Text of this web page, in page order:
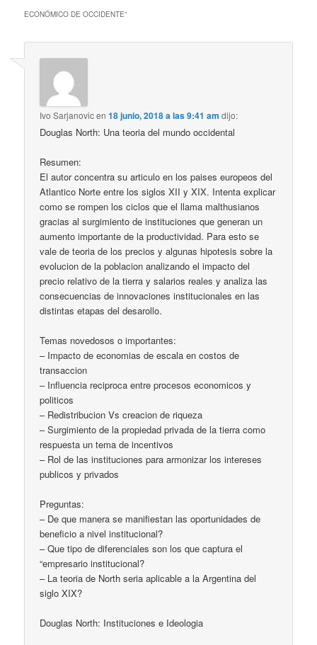
ECONÓMICO DE OCCIDENTE”
Ivo Sarjanovicen18 junio, 2018 a las 9:41 am dijo:
Douglas North: Una teoria del mundo occidental
Resumen:
El autor concentra su articulo en los paises europeos del
Atlantico Norte entre los siglos XII y XIX. Intenta explicar
como se rompen los ciclos que el llama malthusianos
gracias al surgimiento de instituciones que generan un
aumento importante de la productividad. Para esto se
vale de teoria de los precios y algunas hipotesis sobre la
evolucion de la poblacion analizando el impacto del
precio relativo de la tierra y salarios reales y analiza las
consecuencias de innovaciones institucionales en las
distintas etapas del desarollo.
Temas novedosos o importantes:
– Impacto de economias de escala en costos de
transaccion
– Influencia reciproca entre procesos economicos y
politicos
– Redistribucion Vs creacion de riqueza
– Surgimiento de la propiedad privada de la tierra como
respuesta un tema de incentivos
– Rol de las instituciones para armonizar los intereses
publicos y privados
Preguntas:
– De que manera se manifiestan las oportunidades de
beneficio a nivel institucional?
– Que tipo de diferenciales son los que captura el
“empresario institucional?
– La teoria de North seria aplicable a la Argentina del
siglo XIX?
Douglas North: Instituciones e Ideologia